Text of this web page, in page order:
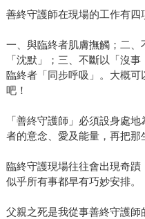
善終守護師在現場的工作有四
一、與臨終者肌膚撫觸；二、
「沈默」；三、不斷以「沒
臨終者「同步呼吸」。大概可
吧！
「善終守護師」必須設身處
者的意念、愛及能量，再把那
臨終守護現場往往會出現奇
似乎所有事都早有巧妙安排。
父親之死是我從事善終守護師